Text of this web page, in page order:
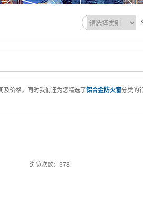
及价格。同时我们还为您精选了铝合金防火窗分类的
浏览次数：378